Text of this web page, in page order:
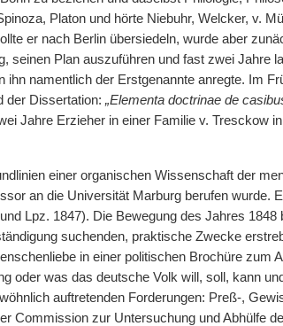
Platon und hörte Niebuhr, Welcker, v.
er nach Berlin übersiedeln, wurde aber
seinen Plan auszuführen und fast zwei Jahre
ihn namentlich der Erstgenannte anregte. Im
der Dissertation: „Elementa doctrinae de
Jahre Erzieher in einer Familie v. Tresckow
einer organischen Wissenschaft der
an die Universität Marburg berufen wurde.
Lpz. 1847). Die Bewegung des Jahres 1848
suchenden, praktische Zwecke
in einer politischen Brochüre zum
oder was das deutsche Volk will, soll, kann
auftretenden Forderungen: Preß-,
Commission zur Untersuchung und Abhülfe